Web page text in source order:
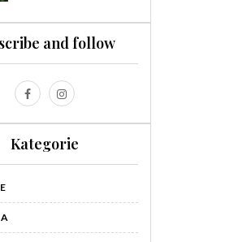
and follow
Kategorie